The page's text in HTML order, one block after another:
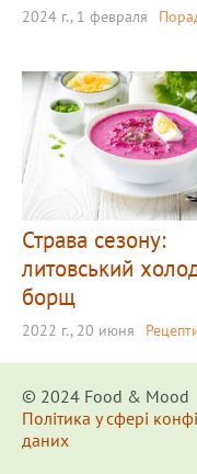
2024 г., 1 февраля
Страва сезону:
литовський
борщ
2022 г., 20 июня
© 2024 Food & Мood
Політика у сфері
даних